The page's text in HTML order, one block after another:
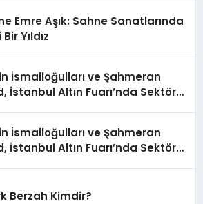
Emre Aşık: Sahne Sanatlarında
Yıldız
İsmailoğulları ve Şahmeran
İstanbul Altın Fuarı’nda Sektöre
İsmailoğulları ve Şahmeran
İstanbul Altın Fuarı’nda Sektöre
Berzah Kimdir?